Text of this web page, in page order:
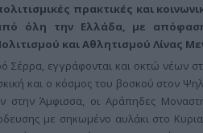
πρακτικές και
όλη την Ελλάδα, με
και Αθλητισμού Λίνας
Σέρρα, εγγράφονται και οκτώ νέων
και ο κόσμος του βοσκού στον
στην Άμφισσα, οι Αράπηδες
με σηκωμένο αυλάκι στο